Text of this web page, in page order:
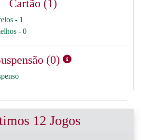
Cartão (1)
- 1
- 0
(0)
12 Jogos